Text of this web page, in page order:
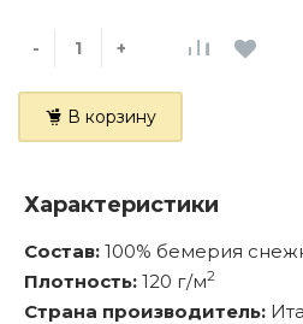
- +
В корзину
Характеристики
Состав: 100% бемерия
Плотность: 120 г/м2
Страна производитель: